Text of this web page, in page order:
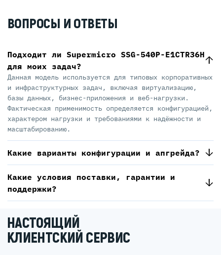
ВОПРОСЫ И ОТВЕТЫ
Подходит ли Supermicro SSG-540P-E1CTR36H
для моих задач?
Данная модель используется для типовых корпоративных
и инфраструктурных задач, включая виртуализацию,
базы данных, бизнес-приложения и веб-нагрузки.
Фактическая применимость определяется конфигурацией,
характером нагрузки и требованиями к надёжности и
масштабированию.
Какие варианты конфигурации и апгрейда?
Какие условия поставки, гарантии и
поддержки?
НАСТОЯЩИЙ
КЛИЕНТСКИЙ СЕРВИС